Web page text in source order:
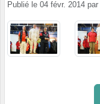
Publié le 04 févr. 2014 par